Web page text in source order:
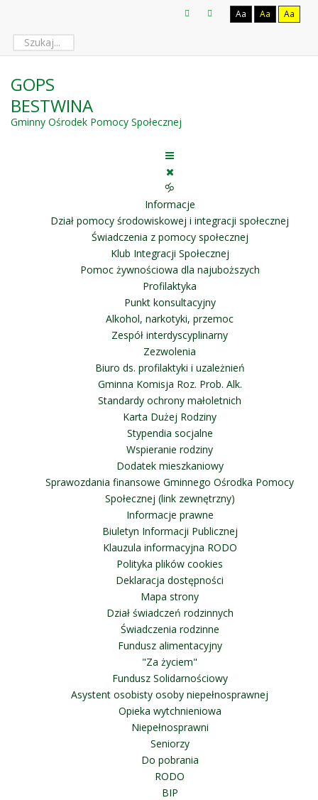
Aa Aa Aa
GOPS
BESTWINA
Gminny Ośrodek Pomocy Społecznej
🝰
Informacje
Dział pomocy środowiskowej i integracji społecznej
Świadczenia z pomocy społecznej
Klub Integracji Społecznej
Pomoc żywnościowa dla najuboższych
Profilaktyka
Punkt konsultacyjny
Alkohol, narkotyki, przemoc
Zespół interdyscyplinarny
Zezwolenia
Biuro ds. profilaktyki i uzależnień
Gminna Komisja Roz. Prob. Alk.
Standardy ochrony małoletnich
Karta Dużej Rodziny
Stypendia socjalne
Wspieranie rodziny
Dodatek mieszkaniowy
Sprawozdania finansowe Gminnego Ośrodka Pomocy
Społecznej (link zewnętrzny)
Informacje prawne
Biuletyn Informacji Publicznej
Klauzula informacyjna RODO
Polityka plików cookies
Deklaracja dostępności
Mapa strony
Dział świadczeń rodzinnych
Świadczenia rodzinne
Fundusz alimentacyjny
"Za życiem"
Fundusz Solidarnościowy
Asystent osobisty osoby niepełnosprawnej
Opieka wytchnieniowa
Niepełnosprawni
Seniorzy
Do pobrania
RODO
BIP